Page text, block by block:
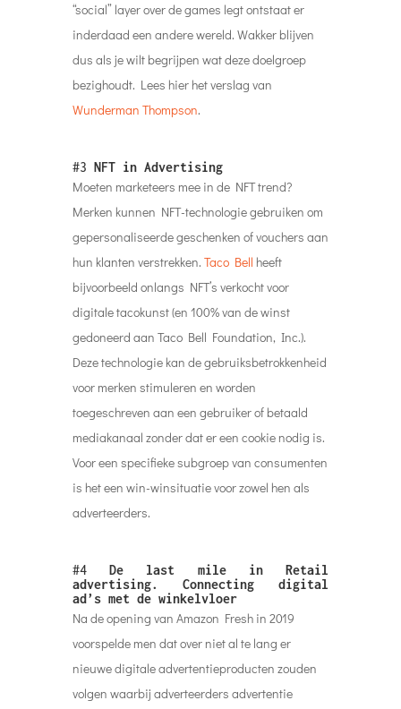
“social” layer over de games legt ontstaat er
inderdaad een andere wereld. Wakker blijven
dus als je wilt begrijpen wat deze doelgroep
bezighoudt. Lees hier het verslag van
Wunderman Thompson.
#3 NFT in Advertising
Moeten marketeers mee in de NFT trend?
Merken kunnen NFT-technologie gebruiken om
gepersonaliseerde geschenken of vouchers aan
hun klanten verstrekken. Taco Bell heeft
bijvoorbeeld onlangs NFT’s verkocht voor
digitale tacokunst (en 100% van de winst
gedoneerd aan Taco Bell Foundation, Inc.).
Deze technologie kan de gebruiksbetrokkenheid
voor merken stimuleren en worden
toegeschreven aan een gebruiker of betaald
mediakanaal zonder dat er een cookie nodig is.
Voor een specifieke subgroep van consumenten
is het een win-winsituatie voor zowel hen als
adverteerders.
#4 De last mile in Retail
advertising. Connecting digital
ad’s met de winkelvloer
Na de opening van Amazon Fresh in 2019
voorspelde men dat over niet al te lang er
nieuwe digitale advertentieproducten zouden
volgen waarbij adverteerders advertentie